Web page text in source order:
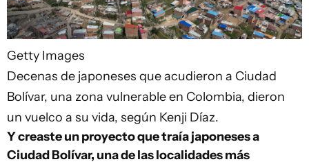
Getty Images
Decenas de japoneses que acudieron a Ciudad
Bolívar, una zona vulnerable en Colombia, dieron
un vuelco a su vida, según Kenji Díaz.
Y creaste un proyecto que traía japoneses a
Ciudad Bolívar, una de las localidades más